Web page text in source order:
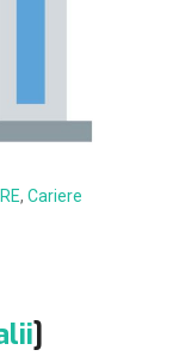
, Cariere
]